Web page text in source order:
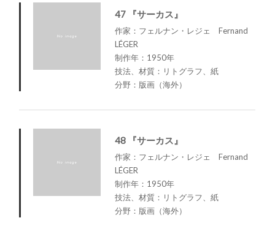
47 『サーカス』
作家：フェルナン・レジェ Fernand
LÉGER
制作年：1950年
技法、材質：リトグラフ、紙
分野：版画（海外）
48 『サーカス』
作家：フェルナン・レジェ Fernand
LÉGER
制作年：1950年
技法、材質：リトグラフ、紙
分野：版画（海外）